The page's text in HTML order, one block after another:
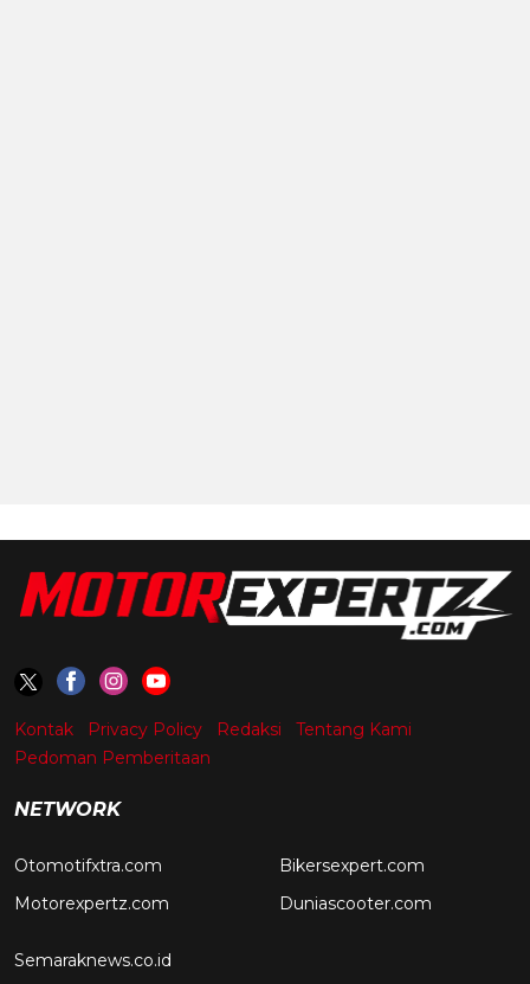
Kontak Privacy Policy Redaksi
Tentang Kami
Pedoman Pemberitaan
NETWORK
Otomotifxtra.com
Motorexpertz.com
Bikersexpert.com
Duniascooter.com
Semaraknews.co.id